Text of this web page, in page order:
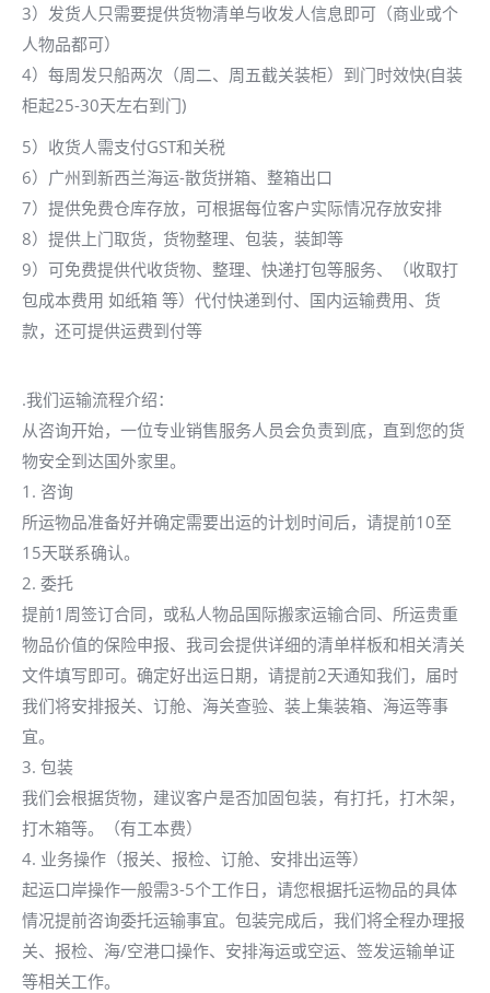
3）发货人只需要提供货物清单与收发人信息即可（商业或个
人物品都可）
4）每周发只船两次（周二、周五截关装柜）到门时效快(自装
柜起25-30天左右到门)
5）收货人需支付GST和关税
6）广州到新西兰海运-散货拼箱、整箱出口
7）提供免费仓库存放，可根据每位客户实际情况存放安排
8）提供上门取货，货物整理、包装，装卸等
9）可免费提供代收货物、整理、快递打包等服务、（收取打
包成本费用 如纸箱 等）代付快递到付、国内运输费用、货
款，还可提供运费到付等
.我们运输流程介绍：
从咨询开始，一位专业销售服务人员会负责到底，直到您的货
物安全到达国外家里。
1. 咨询
所运物品准备好并确定需要出运的计划时间后，请提前10至
15天联系确认。
2. 委托
提前1周签订合同，或私人物品国际搬家运输合同、所运贵重
物品价值的保险申报、我司会提供详细的清单样板和相关清关
文件填写即可。确定好出运日期，请提前2天通知我们，届时
我们将安排报关、订舱、海关查验、装上集装箱、海运等事
宜。
3. 包装
我们会根据货物，建议客户是否加固包装，有打托，打木架，
打木箱等。（有工本费）
4. 业务操作（报关、报检、订舱、安排出运等）
起运口岸操作一般需3-5个工作日，请您根据托运物品的具体
情况提前咨询委托运输事宜。包装完成后，我们将全程办理报
关、报检、海/空港口操作、安排海运或空运、签发运输单证
等相关工作。